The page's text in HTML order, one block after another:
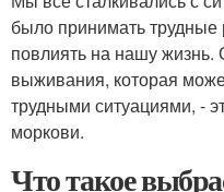
было принимать
повлиять на нашу жизнь.
выживания, которая
трудными ситуациями, -
моркови.
Что такое